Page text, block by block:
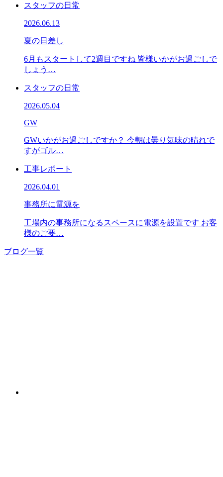
スタッフの日常
2026.06.13
夏の日差し
6月もスタートして2週目ですね 皆様いかがお過ごしで
しょう…
スタッフの日常
2026.05.04
GW
GWいかがお過ごしですか？ 今朝は曇り気味の晴れで
すがゴル…
工事レポート
2026.04.01
事務所に電源を
工場内の事務所になるスペースに電源を設置です お客
様のご要…
ブログ一覧